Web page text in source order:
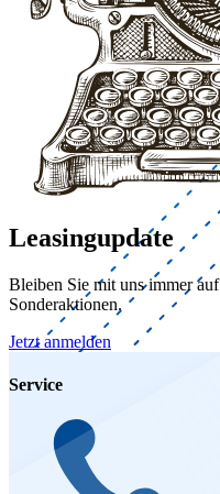
Leasingupdate
Bleiben Sie mit uns immer
Sonderaktionen.
Jetzt anmelden
Service